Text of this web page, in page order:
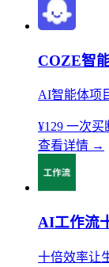
COZE智
AI智能体项
¥129 一次买
查看详情 →
AI工作流
十倍效率让